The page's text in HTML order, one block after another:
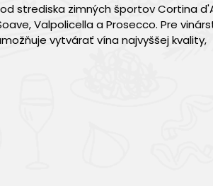
strediska zimných športov Cortina
Valpolicella a Prosecco. Pre
vytvárať vína najvyššej kvality,